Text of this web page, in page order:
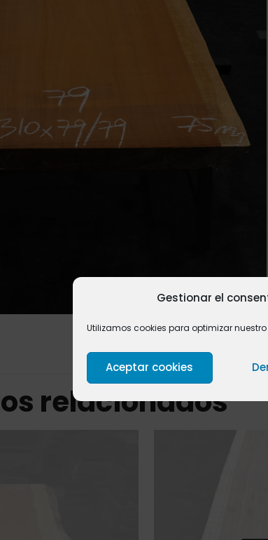
Gestionar el
Utilizamos cookies para optimizar
Aceptar cookies
relacionados